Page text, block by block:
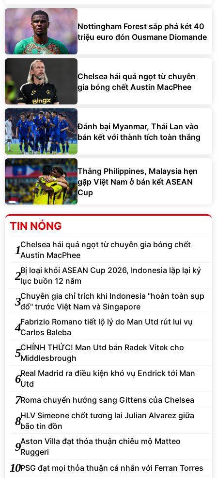
Nottingham Forest sắp phá két 40
triệu euro đón Ousmane Diomande
Chelsea hái quả ngọt từ chuyên
gia bóng chết Austin MacPhee
Đánh bại Myanmar, Thái Lan vào
bán kết với thành tích toàn thắng
Thắng Philippines, Malaysia hẹn
gặp Việt Nam ở bán kết ASEAN
Cup
TIN NÓNG
1Chelsea hái quả ngọt từ chuyên gia bóng chết
Austin MacPhee
2Bị loại khỏi ASEAN Cup 2026, Indonesia lặp lại kỷ
lục buồn 12 năm
3Chuyên gia chỉ trích khi Indonesia "hoàn toàn sụp
đổ" trước Việt Nam và Singapore
4Fabrizio Romano tiết lộ lý do Man Utd rút lui vụ
Carlos Baleba
5CHÍNH THỨC! Man Utd bán Radek Vitek cho
Middlesbrough
6Real Madrid ra điều kiện khó vụ Endrick tới Man
Utd
7Roma chuyển hướng sang Gittens của Chelsea
8HLV Simeone chốt tương lai Julian Alvarez giữa
bão tin đồn
9Aston Villa đạt thỏa thuận chiêu mộ Matteo
Ruggeri
10PSG đạt mọi thỏa thuận cá nhân với Ferran Torres